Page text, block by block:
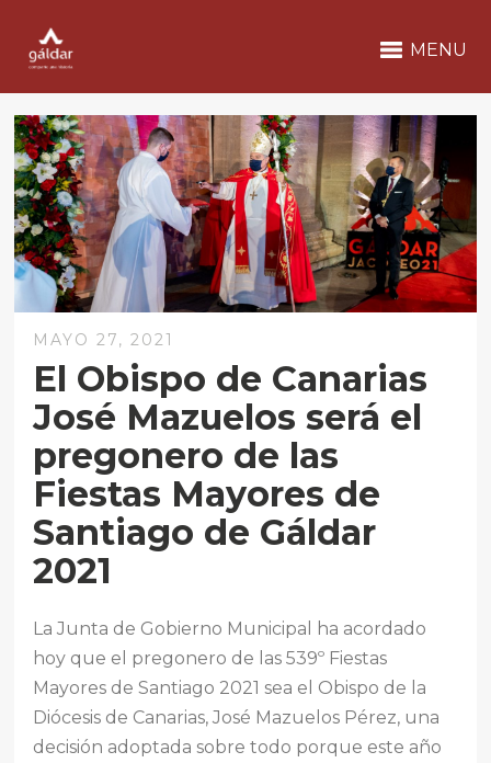
MENU
MAYO 27, 2021
El Obispo de Canarias
José Mazuelos será el
pregonero de las
Fiestas Mayores de
Santiago de Gáldar
2021
La Junta de Gobierno Municipal ha acordado
hoy que el pregonero de las 539º Fiestas
Mayores de Santiago 2021 sea el Obispo de la
Diócesis de Canarias, José Mazuelos Pérez, una
decisión adoptada sobre todo porque este año